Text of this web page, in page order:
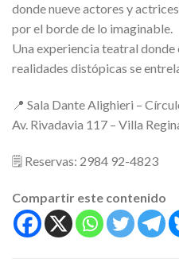
donde nueve actores y
por el borde de lo imaginable.
Una experiencia teatral donde
realidades distópicas se
📍 Sala Dante Alighieri –
Av. Rivadavia 117 – Villa
🗒️ Reservas: 2984 92-4823
Compartir este contenido